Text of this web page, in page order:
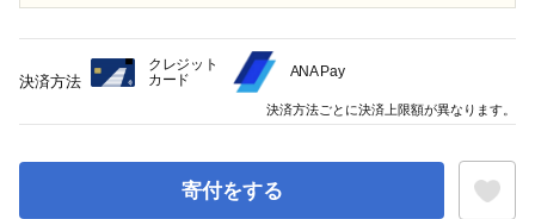
寄付をする
決済方法
クレジット
カード
ANA Pay
決済方法ごとに決済上限額が異なります。